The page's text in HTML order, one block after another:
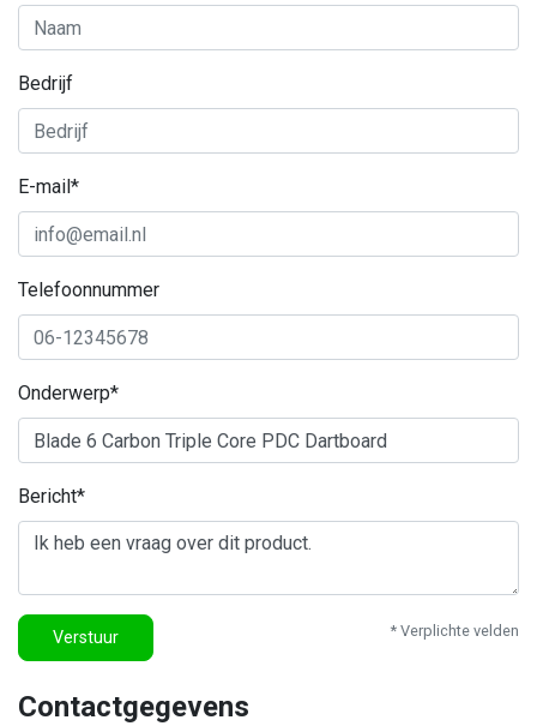
Bedrijf
E-mail*
Telefoonnummer
Onderwerp*
Bericht*
Verstuur * Verplichte velden
Contactgegevens